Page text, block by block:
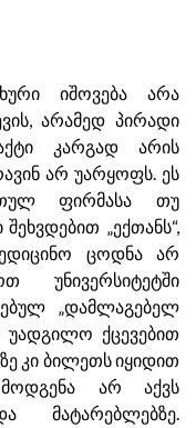
იშოვება არა
არამედ პირადი
კარგად არის
არ უარყოფს. ეს
ფირმასა თუ
„ექთანს“,
ცოდნა არ
უნივერსიტეტში
„დამლაგებელ
ქცევებით
კი ბილეთს იყიდით
არ აქვს
მატარებლებზე.